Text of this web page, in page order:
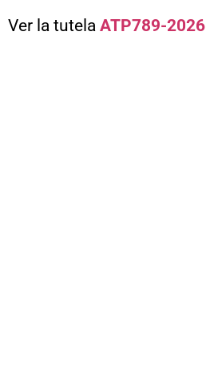
Ver la tutela ATP789-2026